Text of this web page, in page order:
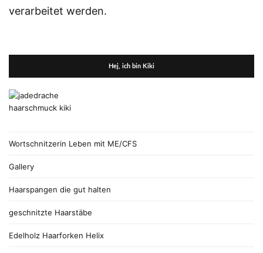
verarbeitet werden.
Hej, ich bin Kiki
Wortschnitzerin Leben mit ME/CFS
Gallery
Haarspangen die gut halten
geschnitzte Haarstäbe
Edelholz Haarforken Helix